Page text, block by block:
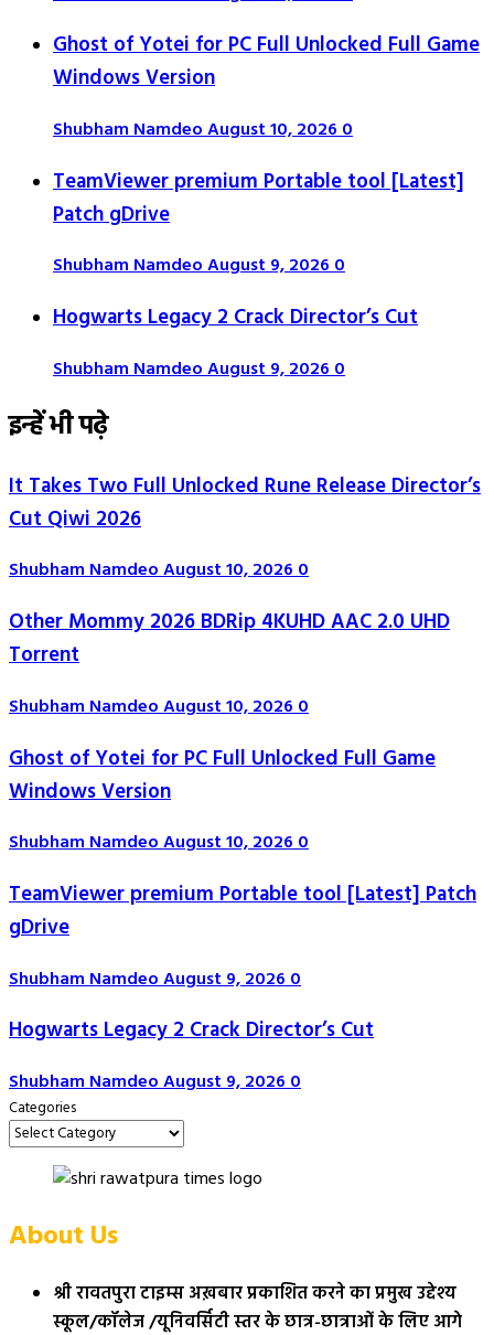
Ghost of Yotei for PC Full Unlocked Full Game
Windows Version
Shubham NamdeoAugust 10, 20260
TeamViewer premium Portable tool [Latest]
Patch gDrive
Shubham NamdeoAugust 9, 20260
Hogwarts Legacy 2 Crack Director’s Cut
Shubham NamdeoAugust 9, 20260
इन्हें भी पढ़े
It Takes Two Full Unlocked Rune Release Director’s
Cut Qiwi 2026
Shubham NamdeoAugust 10, 20260
Other Mommy 2026 BDRip 4KUHD AAC 2.0 UHD
Torrent
Shubham NamdeoAugust 10, 20260
Ghost of Yotei for PC Full Unlocked Full Game
Windows Version
Shubham NamdeoAugust 10, 20260
TeamViewer premium Portable tool [Latest] Patch
gDrive
Shubham NamdeoAugust 9, 20260
Hogwarts Legacy 2 Crack Director’s Cut
Shubham NamdeoAugust 9, 20260
Categories
About Us
श्री रावतपुरा टाइम्स अख़बार प्रकाशित करने का प्रमुख उद्देश्य
स्कूल/कॉलेज /यूनिवर्सिटी स्तर के छात्र-छात्राओं के लिए आगे